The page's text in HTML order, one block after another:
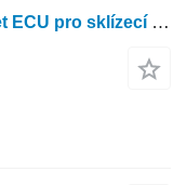
Další elektrické součásti Renoveret ECU pro sklízecí mlátičku New Holland TF 46